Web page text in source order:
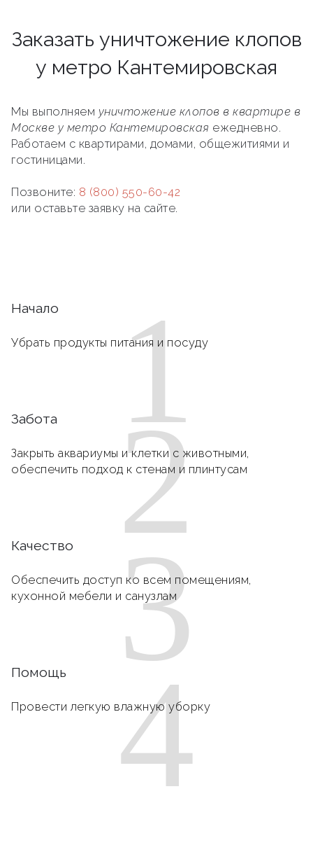
Заказать уничтожение клопов
у метро Кантемировская
Мы выполняем уничтожение клопов в квартире в
Москве у метро Кантемировская ежедневно.
Работаем с квартирами, домами, общежитиями и
гостиницами.
Позвоните: 8 (800) 550-60-42
или оставьте заявку на сайте.
1
Начало
Убрать продукты питания и посуду
2
Забота
Закрыть аквариумы и клетки с животными,
обеспечить подход к стенам и плинтусам
3
Качество
Обеспечить доступ ко всем помещениям,
кухонной мебели и санузлам
4
Помощь
Провести легкую влажную уборку